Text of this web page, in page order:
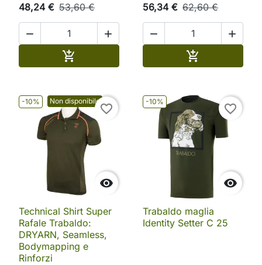
48,24 € 53,60 €
 

56,34 € 62,60 €
 

-10% Non disponibile

favorite_border
Technical Shirt Super
Rafale Trabaldo:
DRYARN, Seamless,
Bodymapping e
Rinforzi
-10%

favorite_border
Trabaldo maglia
Identity Setter C 25